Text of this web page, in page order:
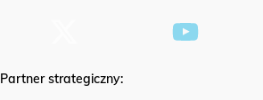
Partner strategiczny: